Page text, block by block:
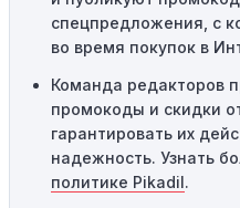
применяться.
предназначены только
использования. Если
другим, он не будет
Технические сбои:
спецпредложения, с
во время покупок в
Команда редакторов
промокоды и скидки
гарантировать их
надежность. Узнать
политике Pikadil.